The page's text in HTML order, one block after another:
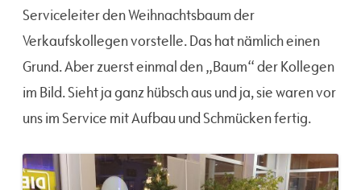
Serviceleiter den Weihnachtsbaum der
Verkaufskollegen vorstelle. Das hat nämlich einen
Grund. Aber zuerst einmal den „Baum“ der Kollegen
im Bild. Sieht ja ganz hübsch aus und ja, sie waren vor
uns im Service mit Aufbau und Schmücken fertig.